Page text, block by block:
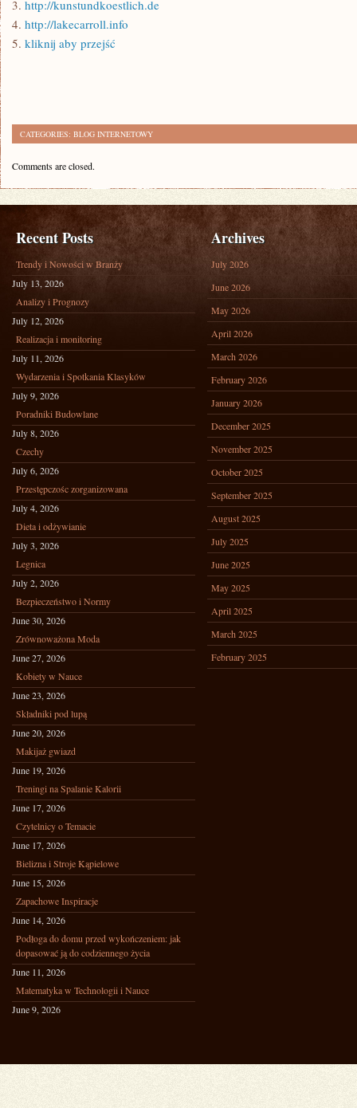
3. http://kunstundkoestlich.de
4. http://lakecarroll.info
5. kliknij aby przejść
CATEGORIES: BLOG INTERNETOWY
Comments are closed.
Recent Posts
Trendy i Nowości w Branży
July 13, 2026
Analizy i Prognozy
July 12, 2026
Realizacja i monitoring
July 11, 2026
Wydarzenia i Spotkania Klasyków
July 9, 2026
Poradniki Budowlane
July 8, 2026
Czechy
July 6, 2026
Przestępczośc zorganizowana
July 4, 2026
Dieta i odżywianie
July 3, 2026
Legnica
July 2, 2026
Bezpieczeństwo i Normy
June 30, 2026
Zrównoważona Moda
June 27, 2026
Kobiety w Nauce
June 23, 2026
Składniki pod lupą
June 20, 2026
Makijaż gwiazd
June 19, 2026
Treningi na Spalanie Kalorii
June 17, 2026
Czytelnicy o Temacie
June 17, 2026
Bielizna i Stroje Kąpielowe
June 15, 2026
Zapachowe Inspiracje
June 14, 2026
Podłoga do domu przed wykończeniem: jak
dopasować ją do codziennego życia
June 11, 2026
Matematyka w Technologii i Nauce
June 9, 2026
Archives
July 2026
June 2026
May 2026
April 2026
March 2026
February 2026
January 2026
December 2025
November 2025
October 2025
September 2025
August 2025
July 2025
June 2025
May 2025
April 2025
March 2025
February 2025